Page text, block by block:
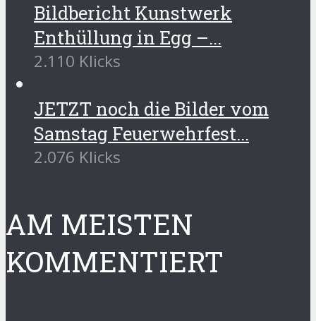
Bildbericht Kunstwerk
Enthüllung in Egg –...
2.110 Klicks
JETZT noch die Bilder vom
Samstag Feuerwehrfest...
2.076 Klicks
AM MEISTEN
KOMMENTIERT